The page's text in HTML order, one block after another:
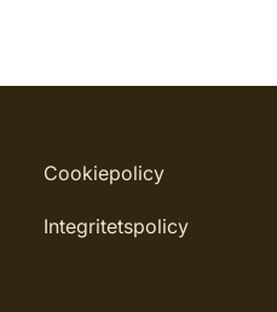
Cookiepolicy
Integritetspolicy